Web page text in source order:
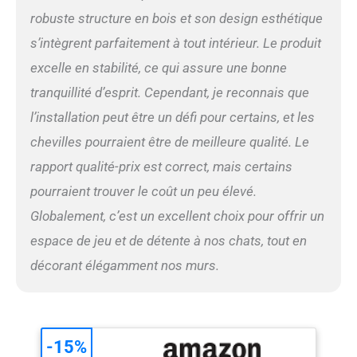
polyvalent utilise de
manière optimale l'espace
logement et vous permet
d'économiser de l'espace au
permet à votre chat de
surveiller son territoire et
Le beige s'intègre bien dans
votre style d'intérieur et fera
partie de la décoration de
votre pièce. Grande
capacité de charge : les
d'escalade pour chat ont
passé le test de charge
FUKUMARU. Notre marque
robuste structure en bois et son design esthétique
s’intègrent parfaitement à tout intérieur. Le produit
excelle en stabilité, ce qui assure une bonne
tranquillité d’esprit. Cependant, je reconnais que
l’installation peut être un défi pour certains, et les
chevilles pourraient être de meilleure qualité. Le
rapport qualité-prix est correct, mais certains
pourraient trouver le coût un peu élevé.
Globalement, c’est un excellent choix pour offrir un
espace de jeu et de détente à nos chats, tout en
décorant élégamment nos murs.
-15%